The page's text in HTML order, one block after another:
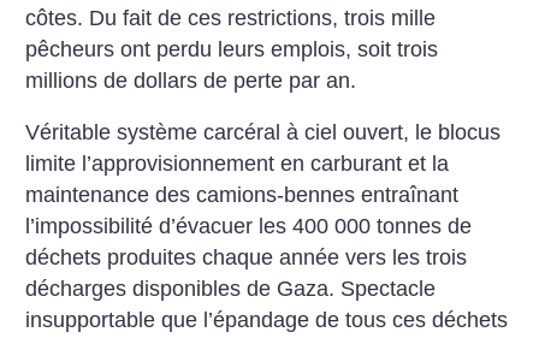
côtes. Du fait de ces restrictions, trois mille
pêcheurs ont perdu leurs emplois, soit trois
millions de dollars de perte par an.
Véritable système carcéral à ciel ouvert, le blocus
limite l’approvisionnement en carburant et la
maintenance des camions-bennes entraînant
l’impossibilité d’évacuer les 400 000 tonnes de
déchets produites chaque année vers les trois
décharges disponibles de Gaza. Spectacle
insupportable que l’épandage de tous ces déchets